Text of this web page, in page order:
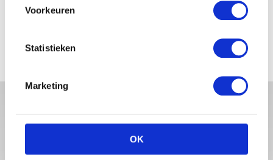
Voorkeuren
Statistieken
Marketing
OK
PRACHTIGE FOTO MET BABY